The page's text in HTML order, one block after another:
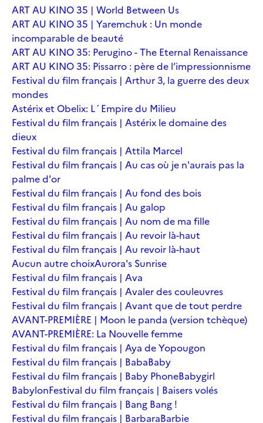
ART AU KINO 35 | World Between Us
ART AU KINO 35 | Yaremchuk : Un monde
incomparable de beauté
ART AU KINO 35: Perugino - The Eternal Renaissance
ART AU KINO 35: Pissarro : père de l’impressionnisme
Festival du film français | Arthur 3, la guerre des deux
mondes
Astérix et Obelix: L´Empire du Milieu
Festival du film français | Astérix le domaine des
dieux
Festival du film français | Attila Marcel
Festival du film français | Au cas où je n'aurais pas la
palme d'or
Festival du film français | Au fond des bois
Festival du film français | Au galop
Festival du film français | Au nom de ma fille
Festival du film français | Au revoir là-haut
Festival du film français | Au revoir là-haut
Aucun autre choixAurora's Sunrise
Festival du film français | Ava
Festival du film français | Avaler des couleuvres
Festival du film français | Avant que de tout perdre
AVANT-PREMIÈRE | Moon le panda (version tchèque)
AVANT-PREMIÈRE: La Nouvelle femme
Festival du film français | Aya de Yopougon
Festival du film français | BabaBaby
Festival du film français | Baby PhoneBabygirl
BabylonFestival du film français | Baisers volés
Festival du film français | Bang Bang !
Festival du film français | BarbaraBarbie